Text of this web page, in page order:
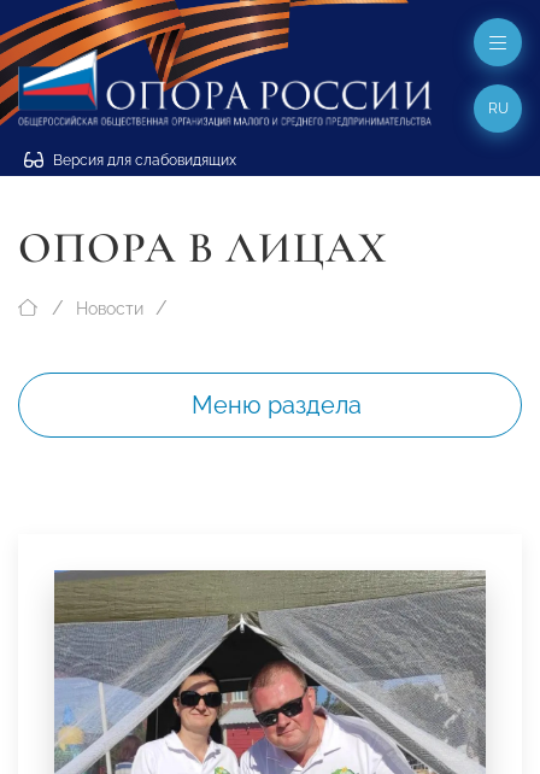
Версия для слабовидящих
RU
ОПОРА В ЛИЦАХ
Новости
Меню раздела